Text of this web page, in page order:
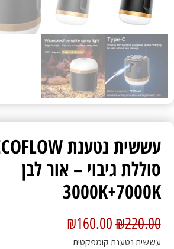
סוללת גיבוי – אור לבן
3000K+7000K
₪220.00
₪160.00
עששית נטענת קומפקטית